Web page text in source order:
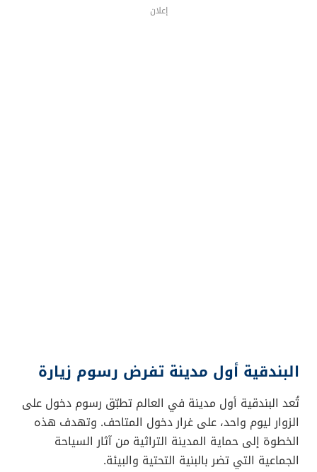
إعلان
البندقية أول مدينة تفرض رسوم زيارة
تُعد البندقية أول مدينة في العالم تطبّق رسوم دخول على
الزوار ليوم واحد، على غرار دخول المتاحف. وتهدف هذه
الخطوة إلى حماية المدينة التراثية من آثار السياحة
الجماعية التي تضر بالبنية التحتية والبيئة.